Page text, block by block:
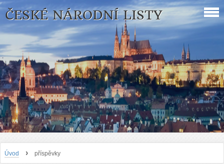
ČESKÉ NÁRODNÍ LISTY
Úvod › příspěvky